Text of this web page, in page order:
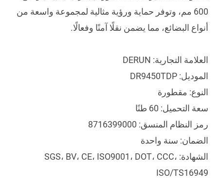
600 مم، وتوفر حماية ورؤية مثالية لمجموعة واسعة من
أنواع البضائع، مما يضمن نقلًا آمنًا وفعالًا.
العلامة التجارية: DERUN
الموديل: DR9450TDP
النوع: مقطورة
سعة التحميل: 60 طنًا
رمز النظام المنسق: 8716399000
الضمان: سنة واحدة
الشهادة: SGS، BV، CE، ISO9001، DOT، CCC،
ISO/TS16949